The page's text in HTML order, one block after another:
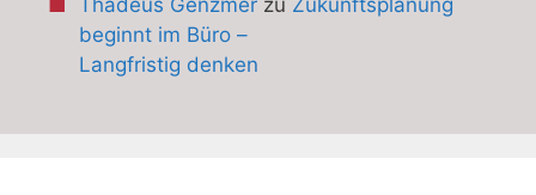
beginnt im Büro –
Langfristig denken